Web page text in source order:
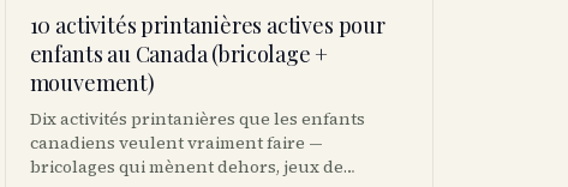
10 activités printanières actives pour
enfants au Canada (bricolage +
mouvement)
Dix activités printanières que les enfants
canadiens veulent vraiment faire —
bricolages qui mènent dehors, jeux de